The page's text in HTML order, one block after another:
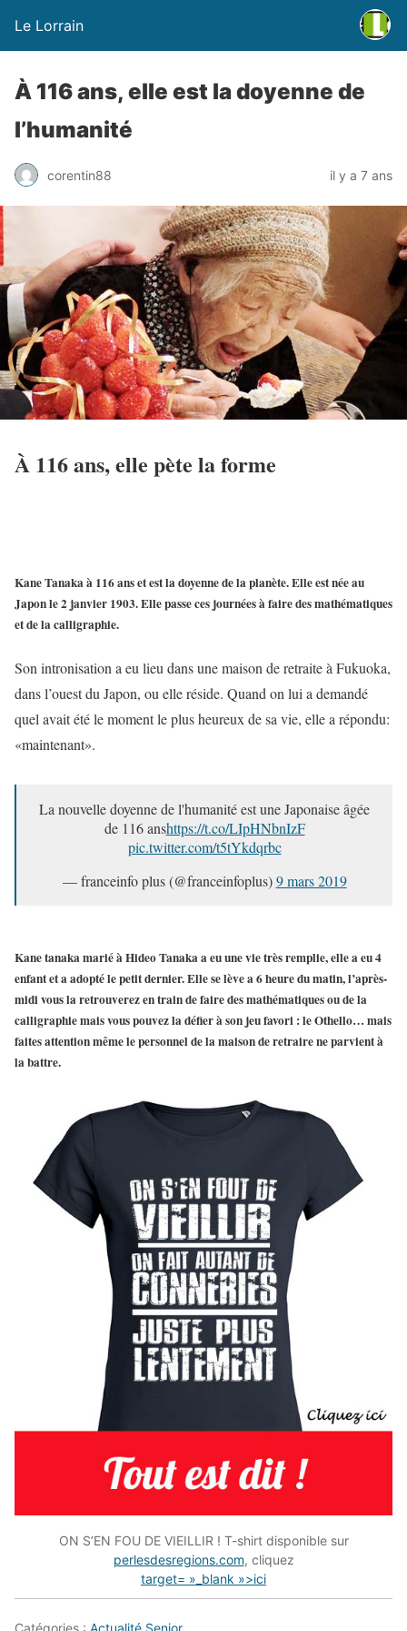
Le Lorrain
À 116 ans, elle est la doyenne de
l’humanité
corentin88 il y a 7 ans
À 116 ans, elle pète la forme
Kane Tanaka à 116 ans et est la doyenne de la planète. Elle est née au
Japon le 2 janvier 1903. Elle passe ces journées à faire des mathématiques
et de la calligraphie.
Son intronisation a eu lieu dans une maison de retraite à Fukuoka,
dans l’ouest du Japon, ou elle réside. Quand on lui a demandé
quel avait été le moment le plus heureux de sa vie, elle a répondu:
«maintenant».
La nouvelle doyenne de l'humanité est une Japonaise âgée
de 116 anshttps://t.co/LIpHNbnIzF
pic.twitter.com/t5tYkdqrbc
— franceinfo plus (@franceinfoplus)9 mars 2019
Kane tanaka marié à Hideo Tanaka a eu une vie très remplie, elle a eu 4
enfant et a adopté le petit dernier. Elle se lève a 6 heure du matin, l’après-
midi vous la retrouverez en train de faire des mathématiques ou de la
calligraphie mais vous pouvez la défier à son jeu favori : le Othello… mais
faites attention même le personnel de la maison de retraire ne parvient à
la battre.
ON S’EN FOU DE VIEILLIR ! T-shirt disponible sur
perlesdesregions.com, cliquez
target= »_blank »>ici
Catégories : Actualité Senior